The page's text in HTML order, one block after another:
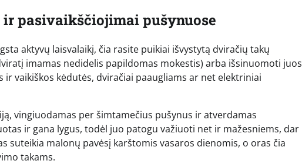
pasivaikščiojimai pušynuose
aktyvų laisvalaikį, čia rasite puikiai išvystytą dviračių takų
imamas nedidelis papildomas mokestis) arba išsinuomoti juos
vaikiškos kėdutės, dviračiai paaugliams ar net elektriniai
vingiuodamas per šimtamečius pušynus ir atverdamas
ir gana lygus, todėl juo patogu važiuoti net ir mažesniems, dar
suteikia malonų pavėsį karštomis vasaros dienomis, o oras čia
takams.